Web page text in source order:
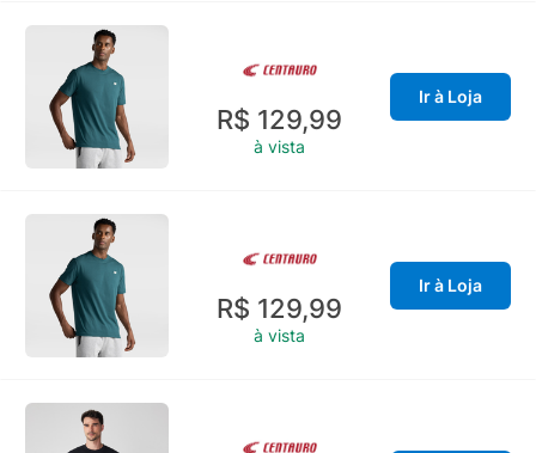
R$ 129,99
à vista
Ir à Loja
R$ 129,99
à vista
Ir à Loja